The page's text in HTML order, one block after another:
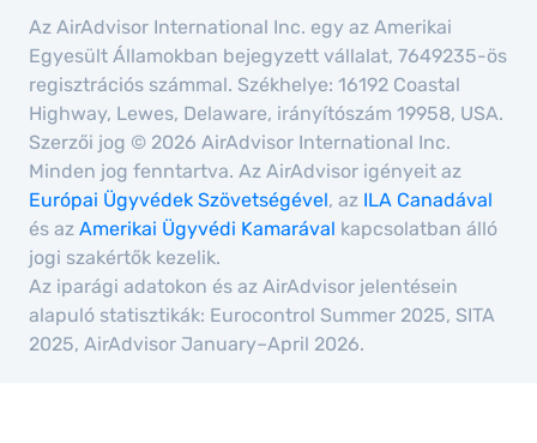
Az AirAdvisor International Inc. egy az Amerikai
Egyesült Államokban bejegyzett vállalat, 7649235-ös
regisztrációs számmal. Székhelye: 16192 Coastal
Highway, Lewes, Delaware, irányítószám 19958, USA.
Szerzői jog © 2026 AirAdvisor International Inc.
Minden jog fenntartva. Az AirAdvisor igényeit az
Európai Ügyvédek Szövetségével, az ILA Canadával
és az Amerikai Ügyvédi Kamarával kapcsolatban álló
jogi szakértők kezelik.
Az iparági adatokon és az AirAdvisor jelentésein
alapuló statisztikák: Eurocontrol Summer 2025, SITA
2025, AirAdvisor January–April 2026.